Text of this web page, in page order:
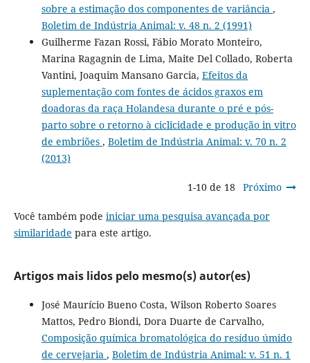
sobre a estimação dos componentes de variância ,
Boletim de Indústria Animal: v. 48 n. 2 (1991)
Guilherme Fazan Rossi, Fábio Morato Monteiro,
Marina Ragagnin de Lima, Maite Del Collado, Roberta
Vantini, Joaquim Mansano Garcia, Efeitos da
suplementação com fontes de ácidos graxos em
doadoras da raça Holandesa durante o pré e pós-
parto sobre o retorno à ciclicidade e produção in vitro
de embriões , Boletim de Indústria Animal: v. 70 n. 2
(2013)
1-10 de 18 Próximo
Você também pode iniciar uma pesquisa avançada por
similaridade para este artigo.
Artigos mais lidos pelo mesmo(s) autor(es)
José Maurício Bueno Costa, Wilson Roberto Soares
Mattos, Pedro Biondi, Dora Duarte de Carvalho,
Composição química bromatológica do resíduo úmido
de cervejaria , Boletim de Indústria Animal: v. 51 n. 1